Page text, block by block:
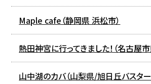
Maple cafe（静岡県 浜松市）
熱田神宮に行ってきました！（名古屋市
山中湖のカバ（山梨県/旭日丘バスター